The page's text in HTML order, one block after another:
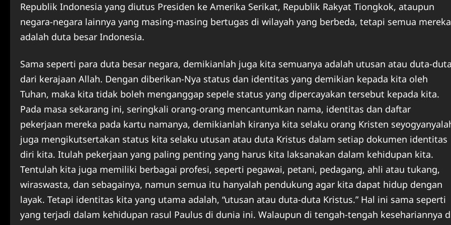
Republik Indonesia yang diutus Presiden ke Amerika Serikat, Republik Rakyat Tiongkok, ataupun
negara-negara lainnya yang masing-masing bertugas di wilayah yang berbeda, tetapi semua mereka
adalah duta besar Indonesia.
Sama seperti para duta besar negara, demikianlah juga kita semuanya adalah utusan atau duta-duta
dari kerajaan Allah. Dengan diberikan-Nya status dan identitas yang demikian kepada kita oleh
Tuhan, maka kita tidak boleh menganggap sepele status yang dipercayakan tersebut kepada kita.
Pada masa sekarang ini, seringkali orang-orang mencantumkan nama, identitas dan daftar
pekerjaan mereka pada kartu namanya, demikianlah kiranya kita selaku orang Kristen
juga mengikutsertakan status kita selaku utusan atau duta Kristus dalam setiap dokumen identitas
diri kita. Itulah pekerjaan yang paling penting yang harus kita laksanakan dalam kehidupan kita.
Tentulah kita juga memiliki berbagai profesi, seperti pegawai, petani, pedagang, ahli atau tukang,
wiraswasta, dan sebagainya, namun semua itu hanyalah pendukung agar kita dapat hidup dengan
layak. Tetapi identitas kita yang utama adalah, “utusan atau duta-duta Kristus.” Hal ini sama seperti
yang terjadi dalam kehidupan rasul Paulus di dunia ini. Walaupun di tengah-tengah kesehariannya